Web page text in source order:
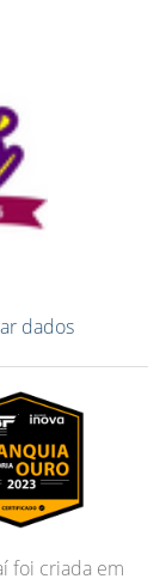
dados
foi criada em